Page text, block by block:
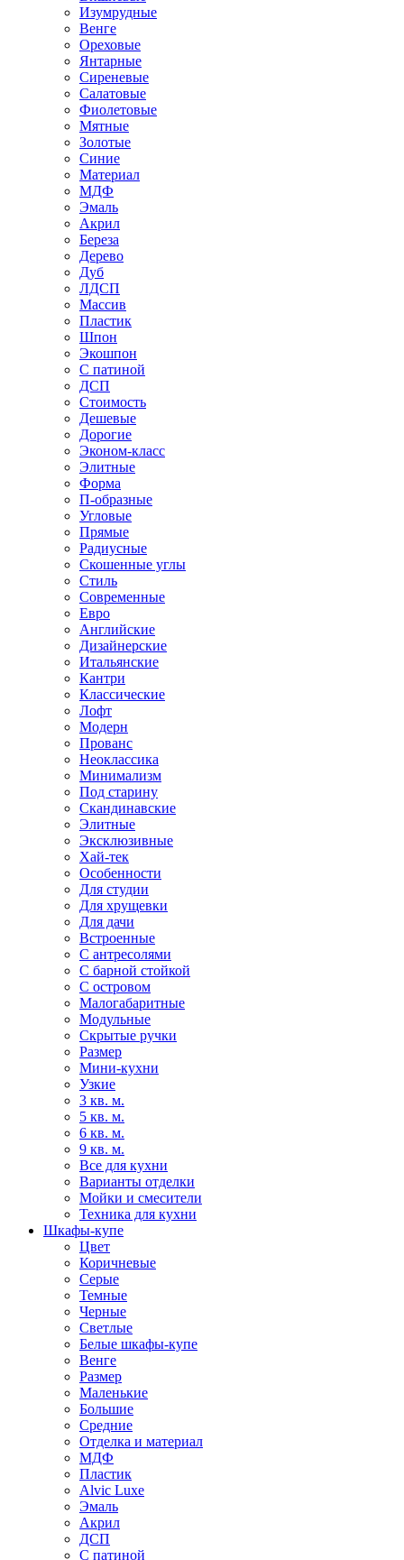
Изумрудные
Венге
Ореховые
Янтарные
Сиреневые
Салатовые
Фиолетовые
Мятные
Золотые
Синие
Материал
МДФ
Эмаль
Акрил
Береза
Дерево
Дуб
ЛДСП
Массив
Пластик
Шпон
Экошпон
С патиной
ДСП
Стоимость
Дешевые
Дорогие
Эконом-класс
Элитные
Форма
П-образные
Угловые
Прямые
Радиусные
Скошенные углы
Стиль
Современные
Евро
Английские
Дизайнерские
Итальянские
Кантри
Классические
Лофт
Модерн
Прованс
Неоклассика
Минимализм
Под старину
Скандинавские
Элитные
Эксклюзивные
Хай-тек
Особенности
Для студии
Для хрущевки
Для дачи
Встроенные
С антресолями
С барной стойкой
С островом
Малогабаритные
Модульные
Скрытые ручки
Размер
Мини-кухни
Узкие
3 кв. м.
5 кв. м.
6 кв. м.
9 кв. м.
Все для кухни
Варианты отделки
Мойки и смесители
Техника для кухни
Шкафы-купе
Цвет
Коричневые
Серые
Темные
Черные
Светлые
Белые шкафы-купе
Венге
Размер
Маленькие
Большие
Средние
Отделка и материал
МДФ
Пластик
Alvic Luxe
Эмаль
Акрил
ДСП
С патиной